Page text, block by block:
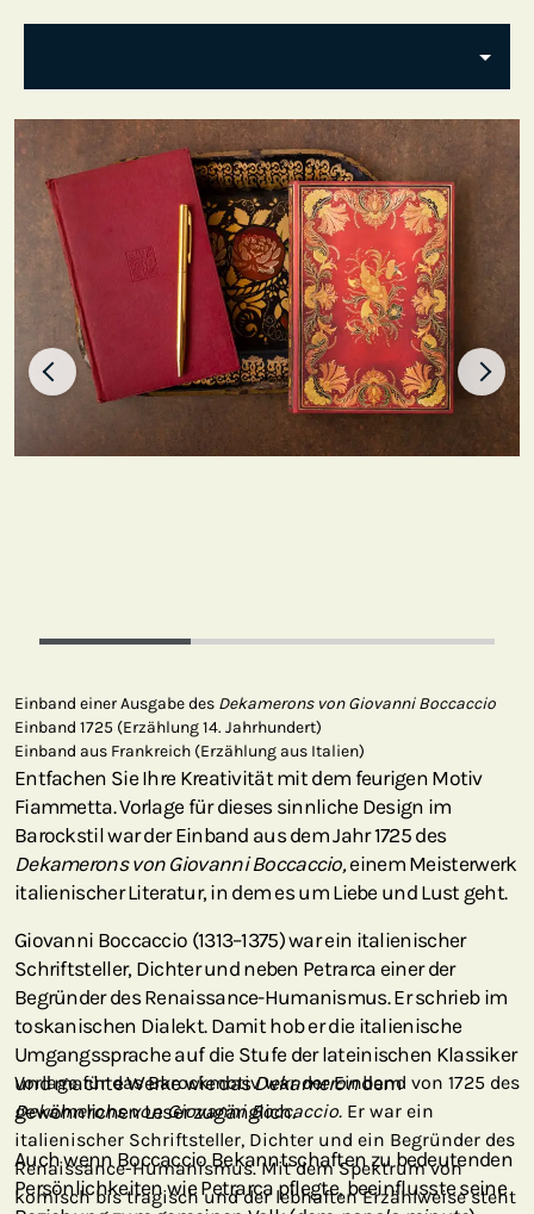
Einband einer Ausgabe des Dekamerons von Giovanni Boccaccio
Einband 1725 (Erzählung 14. Jahrhundert)
Einband aus Frankreich (Erzählung aus Italien)
Entfachen Sie Ihre Kreativität mit dem feurigen Motiv
Fiammetta. Vorlage für dieses sinnliche Design im
Barockstil war der Einband aus dem Jahr 1725 des
Dekamerons von Giovanni Boccaccio,einem Meisterwerk
italienischer Literatur, in dem es um Liebe und Lust geht.
Giovanni Boccaccio (1313–1375) war ein italienischer
Schriftsteller, Dichter und neben Petrarca einer der
Begründer des Renaissance-Humanismus. Er schrieb im
toskanischen Dialekt. Damit hob er die italienische
Umgangssprache auf die Stufe der lateinischen Klassiker
und machte Werke wie dasDekamerondem
gewöhnlichen Leser zugänglich.
Auch wenn Boccaccio Bekanntschaften zu bedeutenden
Persönlichkeiten wie Petrarca pflegte, beeinflusste seine
Vorlage für das Barockmotiv war der Einband von 1725 des
Dekamerons von Giovanni Boccaccio. Er war ein
italienischer Schriftsteller, Dichter und ein Begründer des
Renaissance-Humanismus. Mit dem Spektrum von
komisch bis tragisch und der lebhaften Erzählweise steht